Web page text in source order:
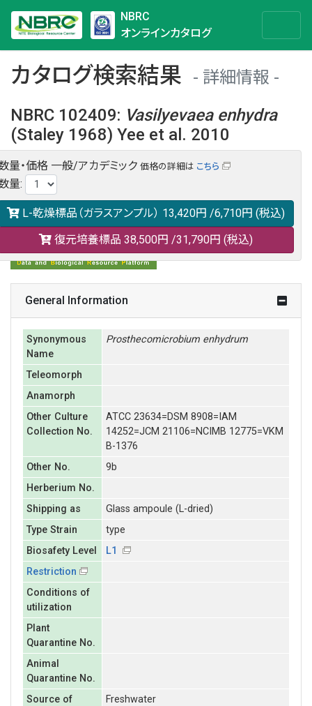
NBRC
オンラインカタログ
カタログ検索結果
詳細情報
NBRC 102409: Vasilyevaea enhydra
(Staley 1968) Yee et al. 2010
NBRC 102409の情報や関連データは以下のバナー(DBRP)か
らご覧ください。
日本語での検索も可能です。
量・価格 一般/アカデミック 価格の詳細は こちら
量:
L-乾燥標品（ガラスアンプル） 13,420円 /6,710円 (税込)
復元培養標品 38,500円 /31,790円 (税込)
General Information
Synonymous
Name
Prosthecomicrobium enhydrum
Teleomorph
Anamorph
Other Culture
Collection No.
ATCC 23634=DSM 8908=IAM
14252=JCM 21106=NCIMB 12775=VKM
B-1376
Other No.
9b
Herberium No.
Shipping as
Glass ampoule (L-dried)
Type Strain
type
Biosafety Level
L1
Restriction
Conditions of
utilization
Plant
Quarantine No.
Animal
Quarantine No.
Source of
Freshwater